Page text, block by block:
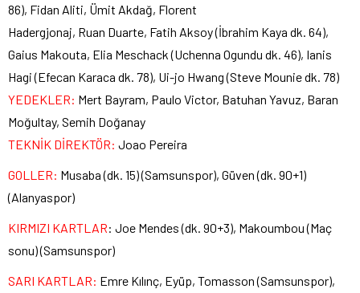
86), Fidan Aliti, Ümit Akdağ, Florent
Hadergjonaj, Ruan Duarte, Fatih Aksoy (İbrahim Kaya dk. 64),
Gaius Makouta, Elia Meschack (Uchenna Ogundu dk. 46), Ianis
Hagi (Efecan Karaca dk. 78), Ui-jo Hwang (Steve Mounie dk. 78)
YEDEKLER: Mert Bayram, Paulo Victor, Batuhan Yavuz, Baran
Moğultay, Semih Doğanay
TEKNİK DİREKTÖR: Joao Pereira
GOLLER: Musaba (dk. 15) (Samsunspor), Güven (dk. 90+1)
(Alanyaspor)
KIRMIZI KARTLAR: Joe Mendes (dk. 90+3), Makoumbou (Maç
sonu) (Samsunspor)
SARI KARTLAR: Emre Kılınç, Eyüp, Tomasson (Samsunspor),